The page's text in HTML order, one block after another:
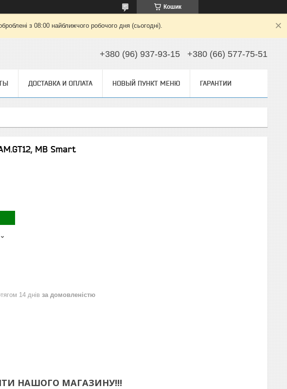
Кошик
з 08:00 найближчого робочого дня (сьогодні).
+380 (96) 937-93-15 +380 (66) 577-75-51
ДОСТАВКА И ОПЛАТА НОВЫЙ ПУНКТ МЕНЮ ГАРАНТИИ
MB Smart
14 днів за домовленістю
НАШОГО МАГАЗИНУ!!!